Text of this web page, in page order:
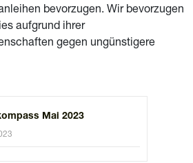
bevorzugen. Wir bevorzugen
aufgrund ihrer
gegen ungünstigere
Mai 2023